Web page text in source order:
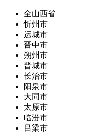
全山西省
忻州市
运城市
晋中市
朔州市
晋城市
长治市
阳泉市
大同市
太原市
临汾市
吕梁市